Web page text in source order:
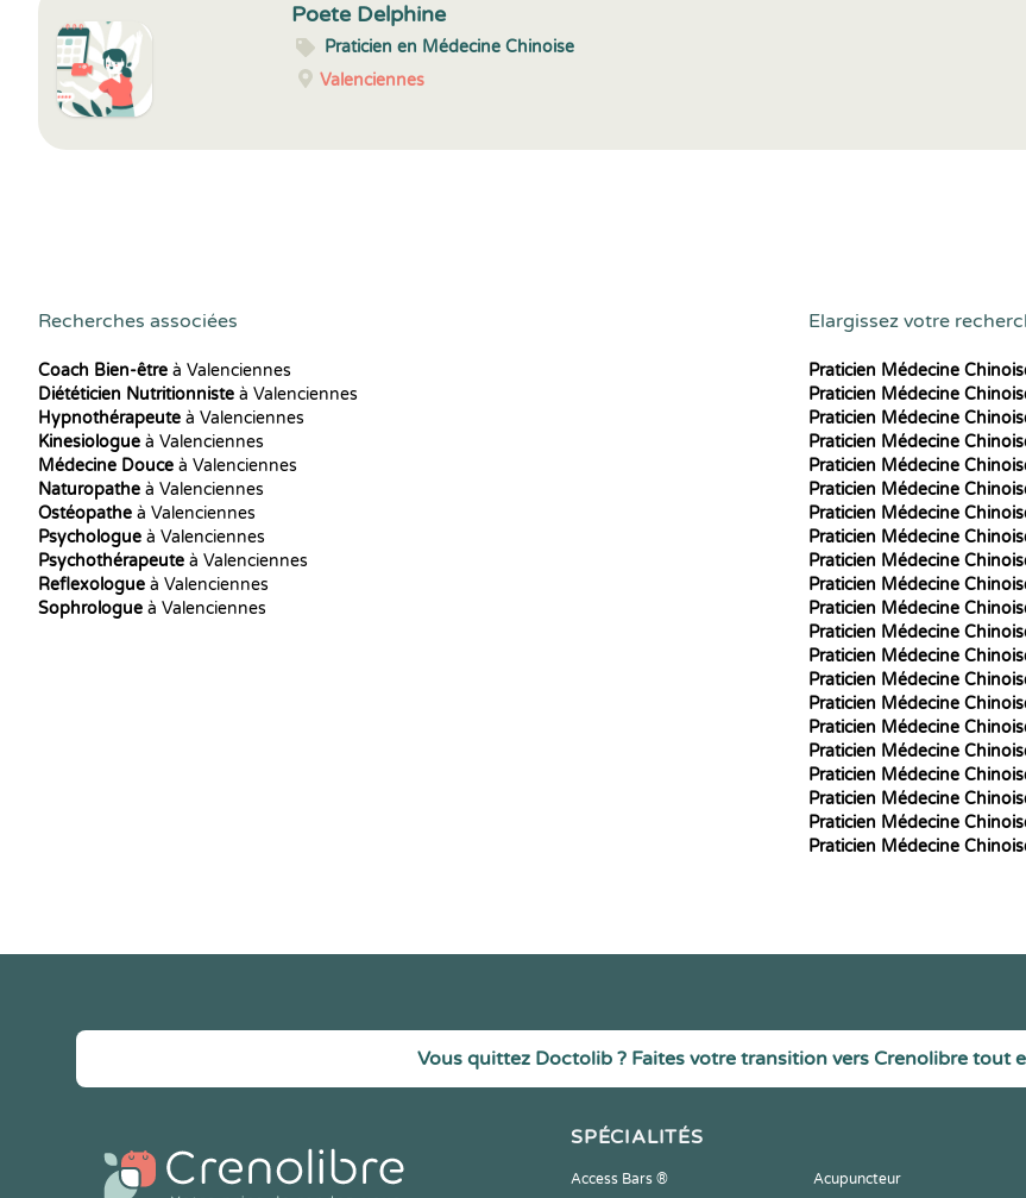
Poete Delphine
Praticien en Médecine Chinoise
Valenciennes
Recherches associées
Coach Bien-être à Valenciennes
Diététicien Nutritionniste à Valenciennes
Hypnothérapeute à Valenciennes
Kinesiologue à Valenciennes
Médecine Douce à Valenciennes
Naturopathe à Valenciennes
Ostéopathe à Valenciennes
Psychologue à Valenciennes
Psychothérapeute à Valenciennes
Reflexologue à Valenciennes
Sophrologue à Valenciennes
Elargissez votre
Praticien Médecine
Praticien Médecine
Praticien Médecine
Praticien Médecine
Praticien Médecine
Praticien Médecine
Praticien Médecine
Praticien Médecine
Praticien Médecine
Praticien Médecine
Praticien Médecine
Praticien Médecine
Praticien Médecine
Praticien Médecine
Praticien Médecine
Praticien Médecine
Praticien Médecine
Praticien Médecine
Praticien Médecine
Praticien Médecine
Praticien Médecine
Vous quittez Doctolib ? Faites votre transition vers Crenolibre tout
SPÉCIALITÉS
Access Bars ® Acupuncteur